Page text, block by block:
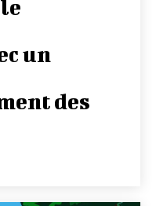
un
des